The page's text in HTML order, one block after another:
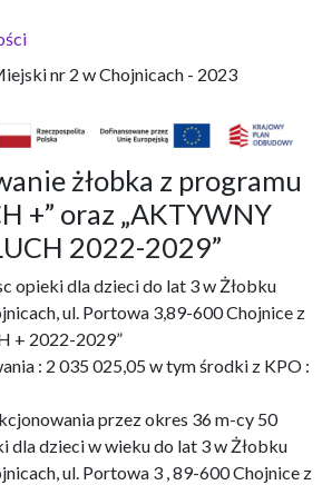
nr 2 w Chojnicach - 2023
żłobka z programu
+” oraz „AKTYWNY
2022-2029”
opieki dla dzieci do lat 3 w Żłobku
ul. Portowa 3,89-600 Chojnice z
+ 2022-2029”
: 2 035 025,05 w tym środki z KPO :
przez okres 36 m-cy 50
dla dzieci w wieku do lat 3 w Żłobku
ul. Portowa 3 , 89-600 Chojnice z